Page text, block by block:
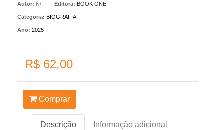
Autor: N/I |Editora: BOOK ONE
Categoria: BIOGRAFIA
Ano: 2025
R$ 62,00
Comprar
Descrição Informação adicional